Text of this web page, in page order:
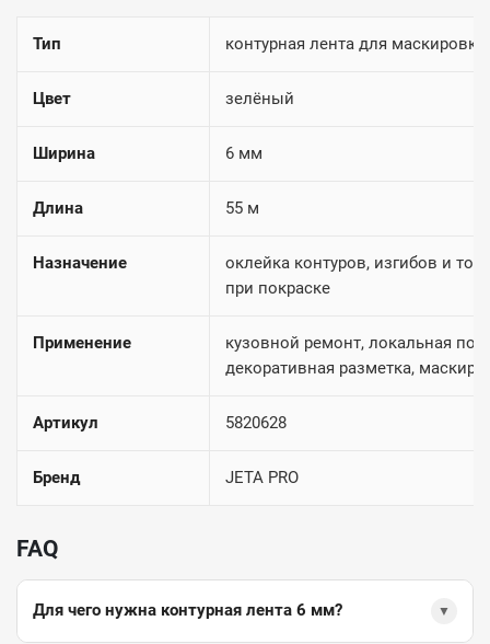
Тип контурная лента для маскировки
Цвет зелёный
Ширина 6 мм
Длина 55 м
Назначение
оклейка контуров, изгибов и
при покраске
Применение
кузовной ремонт, локальная
декоративная разметка,
Артикул 5820628
Бренд JETA PRO
FAQ
Для чего нужна контурная лента 6 мм? ▼